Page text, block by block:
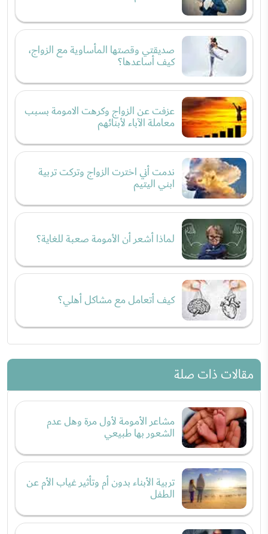
صديقتي وقصتها المأساوية مع الزواج،
كيف أساعدها؟
عزفت عن الزواج وكرهت الامومة بسبب
معاملة الآباء لأبنائهم
ندمت أني اخترت الزواج وتركت تربية
ابني اليتيم
لماذا أشعر أن الأمومة صعبة للغاية؟
كيف أتعامل مع مشاكل أهلي؟
مقالات ذات صلة
مشاعر الأمومة لأول مرة وهل عدم
الشعور بها طبيعي
تربية الأبناء بدون أم وتأثير غياب الأم عن
الطفل